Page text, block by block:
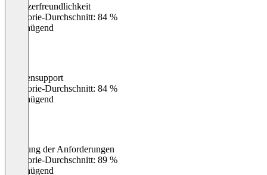
Benutzerfreundlichkeit
Kategorie-Durchschnitt: 84 %
Ungenügend
Kundensupport
Kategorie-Durchschnitt: 84 %
Ungenügend
Erfüllung der Anforderungen
Kategorie-Durchschnitt: 89 %
Ungenügend